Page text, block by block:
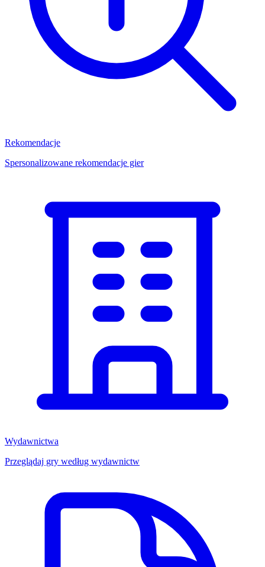
Rekomendacje
Spersonalizowane rekomendacje gier
Wydawnictwa
Przeglądaj gry według wydawnictw